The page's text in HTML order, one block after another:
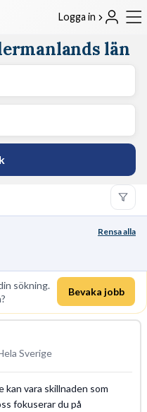
Logga in
län
Rensa alla
sökning.
Bevaka jobb
Sverige
vara skillnaden som
fokuserar du på